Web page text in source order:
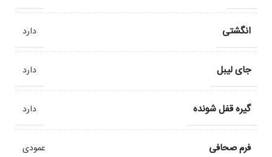
انگشتی دارد
جای لیبل دارد
گیره قفل شونده دارد
فرم صحافی عمودی